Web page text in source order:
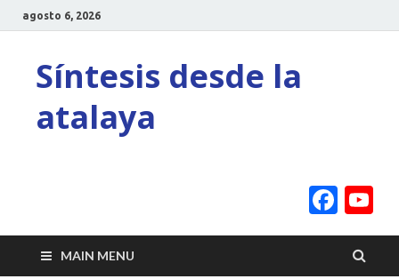
agosto 6, 2026
Síntesis desde la
atalaya
MAIN MENU